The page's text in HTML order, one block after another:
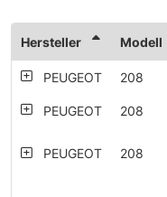
Hersteller Modell
PEUGEOT 208
PEUGEOT 208
PEUGEOT 208